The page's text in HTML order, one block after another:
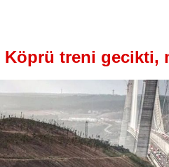
Köprü treni gecikti,